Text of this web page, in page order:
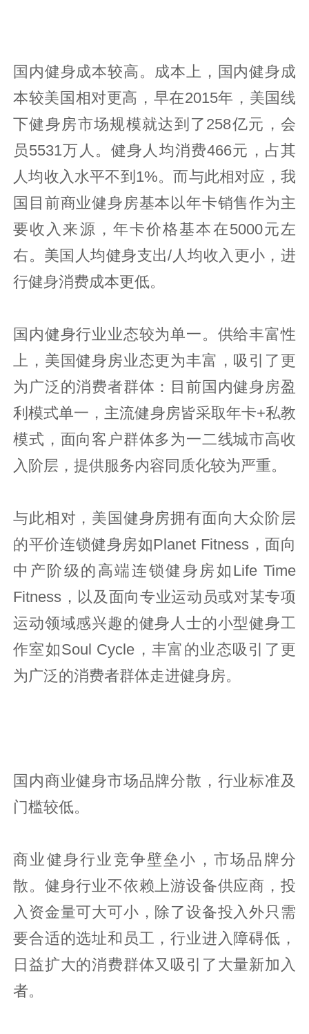
国内健身成本较高。成本上，国内健身成
本较美国相对更高，早在2015年，美国线
下健身房市场规模就达到了258亿元，会
员5531万人。健身人均消费466元，占其
人均收入水平不到1%。而与此相对应，我
国目前商业健身房基本以年卡销售作为主
要收入来源，年卡价格基本在5000元左
右。美国人均健身支出/人均收入更小，进
行健身消费成本更低。
国内健身行业业态较为单一。供给丰富性
上，美国健身房业态更为丰富，吸引了更
为广泛的消费者群体：目前国内健身房盈
利模式单一，主流健身房皆采取年卡+私教
模式，面向客户群体多为一二线城市高收
入阶层，提供服务内容同质化较为严重。
与此相对，美国健身房拥有面向大众阶层
的平价连锁健身房如Planet Fitness，面向
中产阶级的高端连锁健身房如Life Time
Fitness，以及面向专业运动员或对某专项
运动领域感兴趣的健身人士的小型健身工
作室如Soul Cycle，丰富的业态吸引了更
为广泛的消费者群体走进健身房。
国内商业健身市场品牌分散，行业标准及
门槛较低。
商业健身行业竞争壁垒小，市场品牌分
散。健身行业不依赖上游设备供应商，投
入资金量可大可小，除了设备投入外只需
要合适的选址和员工，行业进入障碍低，
日益扩大的消费群体又吸引了大量新加入
者。